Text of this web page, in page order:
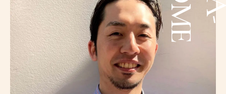
SPECIALIST
CATALOG
SALON